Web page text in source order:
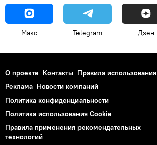
Макс Telegram Дзен
О проекте Контакты Правила использования
Реклама Новости компаний
Политика конфиденциальности
Политика использования Cookie
Правила применения рекомендательных
технологий